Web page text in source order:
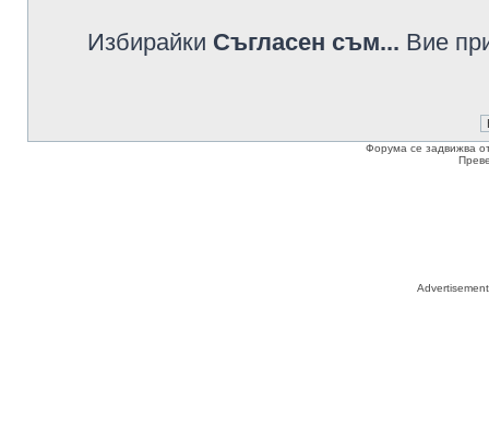
Избирайки Съгласен съм... Вие
Форума се задвижва